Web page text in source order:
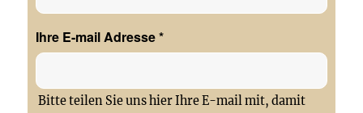
Ihre E-mail Adresse*
Bitte teilen Sie uns hier Ihre E-mail mit, damit